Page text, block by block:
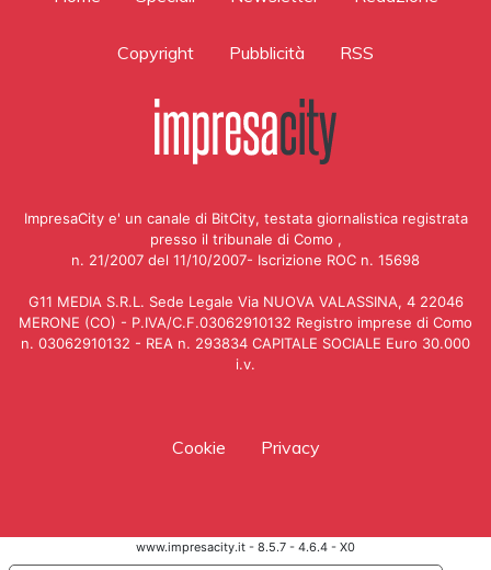
Copyright Pubblicità RSS
ImpresaCity e' un canale di BitCity, testata giornalistica registrata
presso il tribunale di Como ,
n. 21/2007 del 11/10/2007- Iscrizione ROC n. 15698
G11 MEDIA S.R.L. Sede Legale Via NUOVA VALASSINA, 4 22046
MERONE (CO) - P.IVA/C.F.03062910132 Registro imprese di Como
n. 03062910132 - REA n. 293834 CAPITALE SOCIALE Euro 30.000
i.v.
Cookie Privacy
www.impresacity.it - 8.5.7 - 4.6.4 - X0